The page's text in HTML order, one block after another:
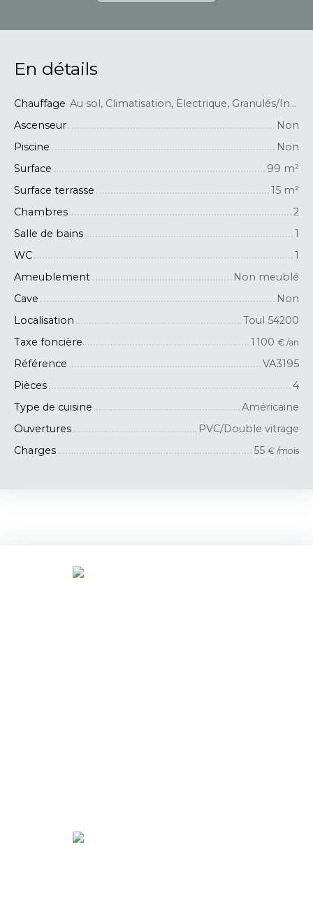
En détails
Chauffage
Au sol, Climatisation, Electrique, Granulés/Individuel
Ascenseur
Non
Piscine
Non
Surface
99 m²
Surface terrasse
15 m²
Chambres
2
Salle de bains
1
WC
1
Ameublement
Non meublé
Cave
Non
Localisation
Toul 54200
Taxe foncière
1 100 € /an
Référence
VA3195
Pièces
4
Type de cuisine
Américaine
Ouvertures
PVC/Double vitrage
Charges
55 € /mois